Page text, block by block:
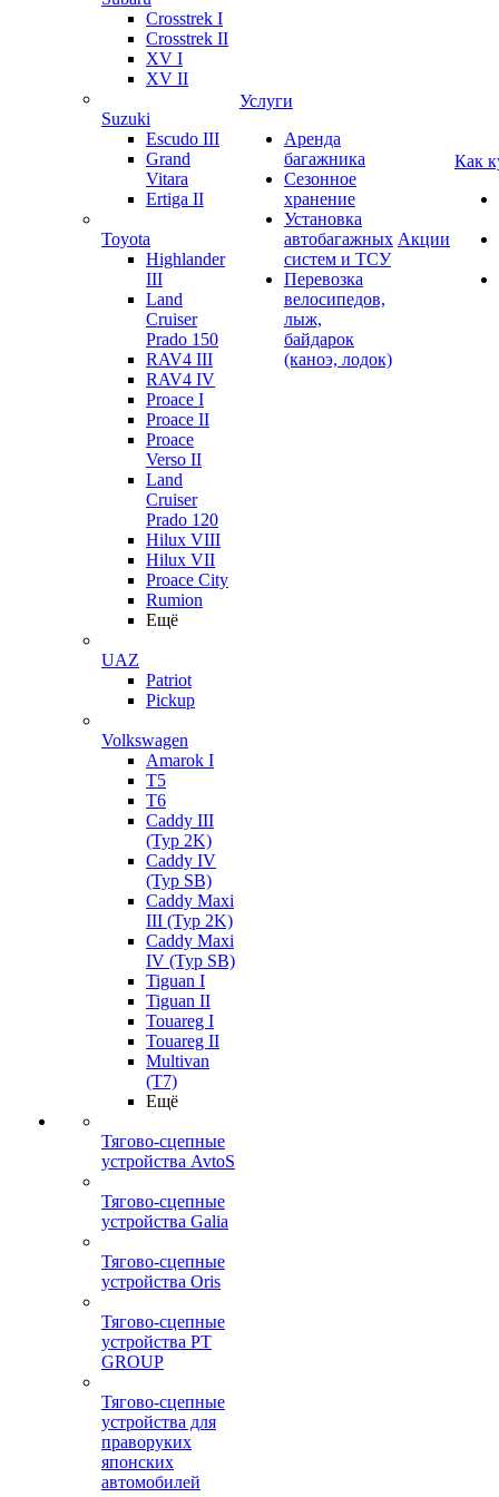
Crosstrek I
Crosstrek II
XV I
XV II
Suzuki
Escudo III
Grand
Vitara
Ertiga II
Toyota
Highlander
III
Land
Cruiser
Prado 150
RAV4 III
RAV4 IV
Proace I
Proace II
Proace
Verso II
Land
Cruiser
Prado 120
Hilux VIII
Hilux VII
Proace City
Rumion
Ещё
UAZ
Patriot
Pickup
Volkswagen
Amarok I
T5
T6
Caddy III
(Typ 2K)
Caddy IV
(Typ SB)
Caddy Maxi
III (Typ 2K)
Caddy Maxi
IV (Typ SB)
Tiguan I
Tiguan II
Touareg I
Touareg II
Multivan
(T7)
Ещё
Тягово-сцепные
устройства AvtoS
Тягово-сцепные
устройства Galia
Тягово-сцепные
устройства Oris
Тягово-сцепные
устройства PT
GROUP
Тягово-сцепные
устройства для
праворуких
японских
автомобилей
Услуги
Аренда
багажника
Сезонное
хранение
Установка
автобагажных
систем и ТСУ
Перевозка
велосипедов,
лыж,
байдарок
(каноэ, лодок)
Акции
Как